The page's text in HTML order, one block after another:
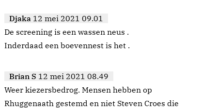
Djaka 12 mei 2021 09.01
De screening is een wassen neus .
Inderdaad een boevennest is het .
Brian S 12 mei 2021 08.49
Weer kiezersbedrog. Mensen hebben op
Rhuggenaath gestemd en niet Steven Croes die